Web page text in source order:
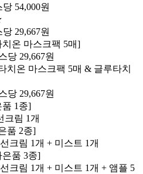
54,000원
29,667원
온 마스크팩 5매]
당 29,667원
치온 마스크팩 5매 & 글루타치
당 29,667원
품 1종]
크림 1개
품 2종]
크림 1개 + 미스트 1개
은품 3종]
크림 1개 + 미스트 1개 + 앰플 5